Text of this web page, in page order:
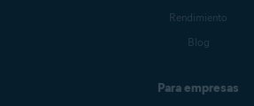
Rendimiento
Blog
Para empresas